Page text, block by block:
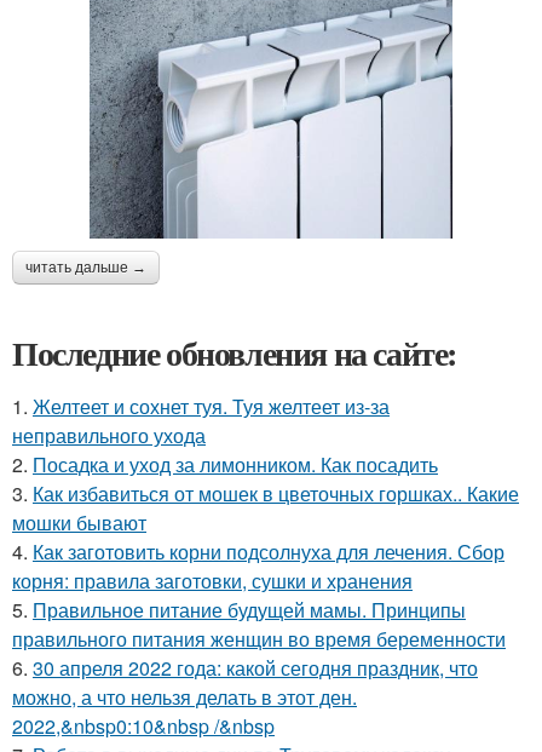
читать дальше →
Последние обновления на сайте:
1. Желтеет и сохнет туя. Туя желтеет из-за
неправильного ухода
2. Посадка и уход за лимонником. Как посадить
3. Как избавиться от мошек в цветочных горшках.. Какие
мошки бывают
4. Как заготовить корни подсолнуха для лечения. Сбор
корня: правила заготовки, сушки и хранения
5. Правильное питание будущей мамы. Принципы
правильного питания женщин во время беременности
6. 30 апреля 2022 года: какой сегодня праздник, что
можно, а что нельзя делать в этот ден.
2022,&nbsp0:10&nbsp /&nbsp